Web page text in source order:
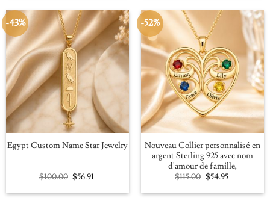
-43%
Egypt Custom Name Star Jewelry
$100.00 Original
price
was:
$56.91Current
is:
-52%
Nouveau Collier personnalisé en
argent Sterling 925 avec nom
d'amour de famille,
$115.00 Original
price
was:
$54.95Current
is: